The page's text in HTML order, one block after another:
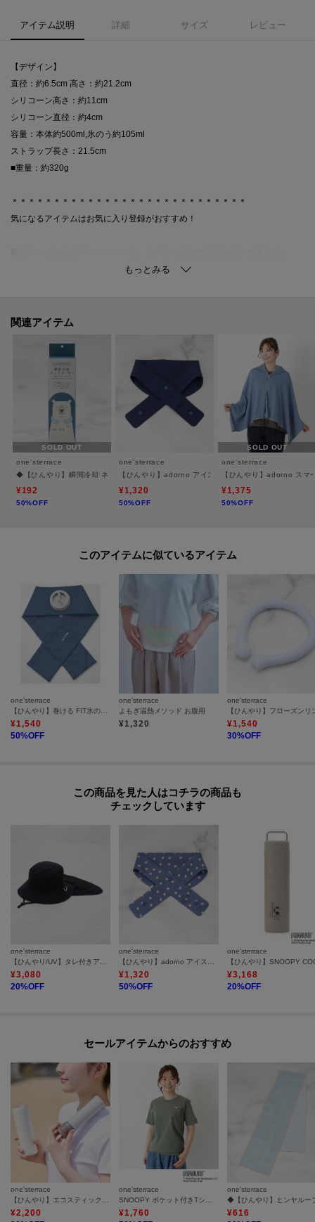
アイテム説明 詳細 サイズ レビュー
【デザイン】
直径：約6.5cm 高さ：約21.2cm
シリコーン高さ：約11cm
シリコーン直径：約4cm
容量：本体約500ml,氷のう約105ml
ストラップ長さ：21.5cm
■重量：約320g
＊＊＊＊＊＊＊＊＊＊＊＊＊＊＊＊＊＊＊＊＊＊＊＊＊＊＊＊
気になるアイテムはお気に入り登録がおすすめ！
＊＊＊＊＊＊＊＊＊＊＊＊＊＊＊＊＊＊＊＊＊＊＊＊＊＊＊＊
※照明の関係により、実際よりも色味が違って見える場合があります。ま
た、パソコン・スマートフォンなどの環境により、若干製品と画像のカラー
が異なる場合もございます。
関連アイテム
SOLD OUT
one'sterrace
◆【ひんやり】瞬間冷却 ネッククーラー
¥192
50%OFF
one'sterrace
【ひんやり】adorno アイスネッククーラー
¥1,320
50%OFF
SOLD OUT
one'sterrace
【ひんやり】adorno スマ
¥1,375
50%OFF
このアイテムに似ているアイテム
one'sterrace
¥1,540
50%OFF
one'sterrace
よもぎ温熱メソッド お腹用
¥1,320
one'sterrace
¥1,540
30%OFF
この商品を見た人はコチラの商品も
チェックしています
one'sterrace
【ひんやり/UV】タレ付きアウトドア ハット
¥3,080
20%OFF
one'sterrace
【ひんやり】adorno アイスネッククーラー
¥1,320
50%OFF
one'sterrace
¥3,168
20%OFF
セールアイテムからのおすすめ
one'sterrace
¥2,200
one'sterrace
¥1,760
one'sterrace
¥616